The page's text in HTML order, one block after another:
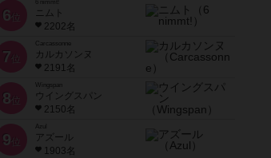
6 位
ニムト
2202名
7 位
Carcassonne
カルカソンヌ
2191名
8 位
Wingspan
ウイングスパン
2150名
9 位
Azul
アズール
1903名